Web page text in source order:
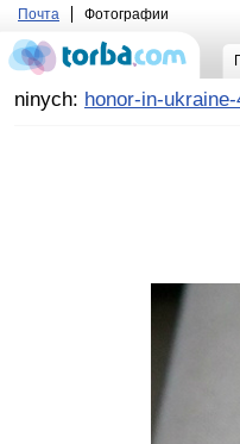
Почта Фотографии
ninych: honor-in-ukraine-